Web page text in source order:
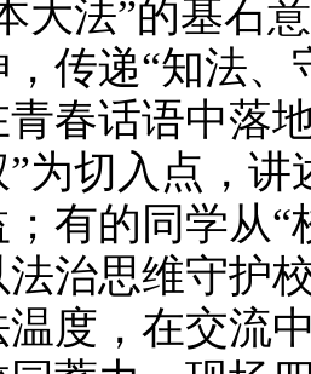
大法”的基石
传递“知法
春话语中落
为切入点，
有的同学从
治思维守护
度，在交流